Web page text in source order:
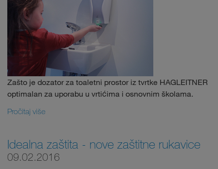
Zašto je dozator za toaletni prostor iz tvrtke HAGLEITNER
optimalan za uporabu u vrtićima i osnovnim školama.
Pročitaj više
Idealna zaštita - nove zaštitne rukavice
09.02.2016